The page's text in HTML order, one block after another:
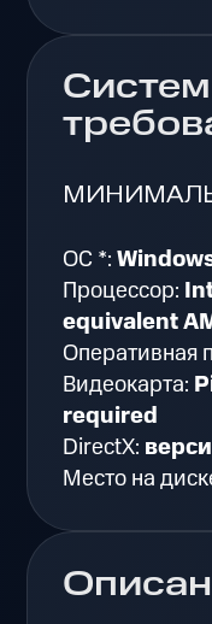
ОС *:
Процессор:
equivalent
Оперативная
Видеокарта:
required
DirectX:
Место на